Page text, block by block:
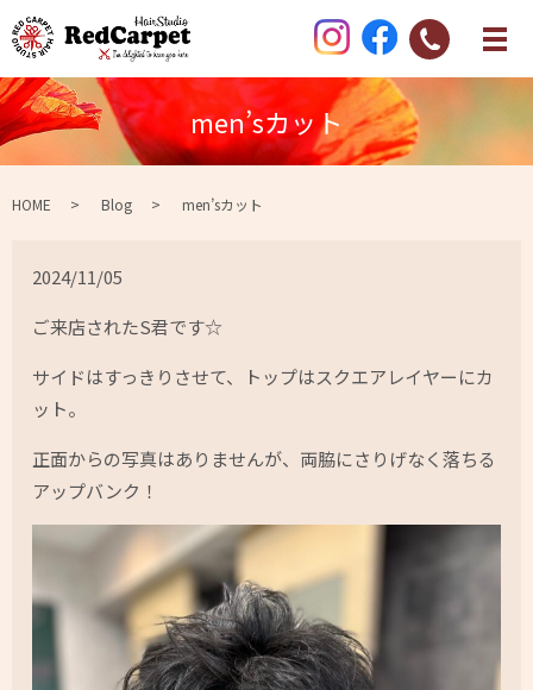
men’sカット
HOME Blog men’sカット
2024/11/05
ご来店されたS君です☆
サイドはすっきりさせて、トップはスクエアレイヤーにカ
ット。
正面からの写真はありませんが、両脇にさりげなく落ちる
アップバンク！